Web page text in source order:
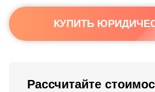
КУПИТЬ
Рассчитайте